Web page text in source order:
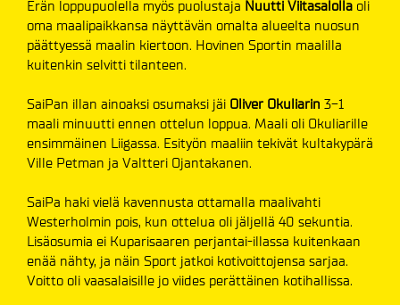
Erän loppupuolella myös puolustaja Nuutti Viitasalolla oli
oma maalipaikkansa näyttävän omalta alueelta nuosun
päättyessä maalin kiertoon. Hovinen Sportin maalilla
kuitenkin selvitti tilanteen.
SaiPan illan ainoaksi osumaksi jäi Oliver Okuliarin 3-1
maali minuutti ennen ottelun loppua. Maali oli Okuliarille
ensimmäinen Liigassa. Esityön maaliin tekivät kultakypärä
Ville Petman ja Valtteri Ojantakanen.
SaiPa haki vielä kavennusta ottamalla maalivahti
Westerholmin pois, kun ottelua oli jäljellä 40 sekuntia.
Lisäosumia ei Kuparisaaren perjantai-illassa kuitenkaan
enää nähty, ja näin Sport jatkoi kotivoittojensa sarjaa.
Voitto oli vaasalaisille jo viides perättäinen kotihallissa.